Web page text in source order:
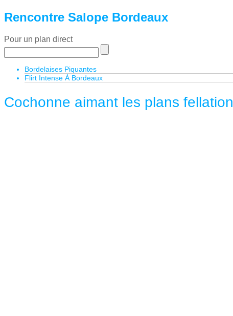
Rencontre Salope Bordeaux
Pour un plan direct
Bordelaises Piquantes
Flirt Intense À Bordeaux
Cochonne aimant les plans fellation